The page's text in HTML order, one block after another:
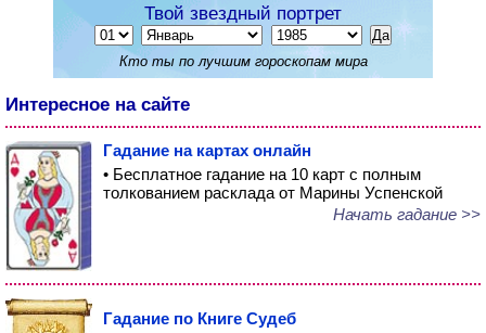
Твой звездный портрет
Кто ты по лучшим гороскопам мира
Интересное на сайте
Гадание на картах онлайн
• Бесплатное гадание на 10 карт с полным
толкованием расклада от Марины Успенской
Начать гадание >>
Гадание по Книге Судеб